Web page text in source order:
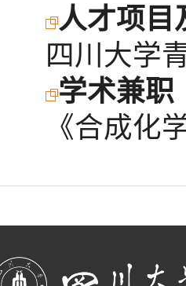
人才项目
四川大学
学术兼职
《合成化